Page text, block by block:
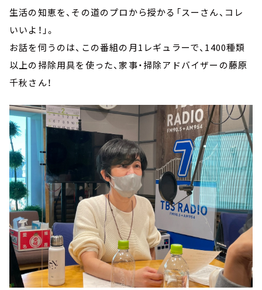
生活の知恵を、その道のプロから授かる「スーさん、コレ
いいよ！」。
お話を伺うのは、この番組の月1レギュラーで、1400種類
以上の掃除用具を使った、家事・掃除アドバイザーの藤原
千秋さん！